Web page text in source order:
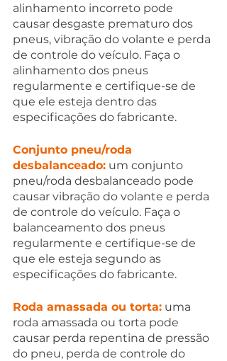
alinhamento incorreto pode
causar desgaste prematuro dos
pneus, vibração do volante e perda
de controle do veículo. Faça o
alinhamento dos pneus
regularmente e certifique-se de
que ele esteja dentro das
especificações do fabricante.
Conjunto pneu/roda
desbalanceado: um conjunto
pneu/roda desbalanceado pode
causar vibração do volante e perda
de controle do veículo. Faça o
balanceamento dos pneus
regularmente e certifique-se de
que ele esteja segundo as
especificações do fabricante.
Roda amassada ou torta: uma
roda amassada ou torta pode
causar perda repentina de pressão
do pneu, perda de controle do